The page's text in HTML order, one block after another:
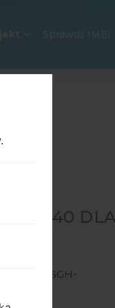
Sprawdź IMEI
#25640
SGH-